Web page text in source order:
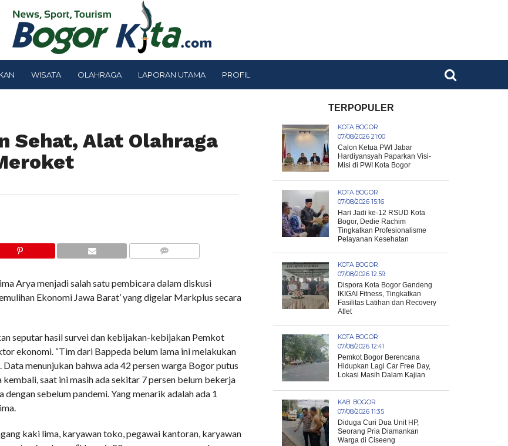
WISATA OLAHRAGA LAPORAN UTAMA PROFIL
Sehat, Alat Olahraga
Arya menjadi salah satu pembicara dalam diskusi
Ekonomi Jawa Barat’ yang digelar Markplus secara
seputar hasil survei dan kebijakan-kebijakan Pemkot
ekonomi. “Tim dari Bappeda belum lama ini melakukan
menunjukan bahwa ada 42 persen warga Bogor putus
saat ini masih ada sekitar 7 persen belum bekerja
sebelum pandemi. Yang menarik adalah ada 1
kaki lima, karyawan toko, pegawai kantoran, karyawan
TERPOPULER
KOTA BOGOR
07/08/2026 21:00
Calon Ketua PWI Jabar
Hardiyansyah Paparkan Visi-
Misi di PWI Kota Bogor
KOTA BOGOR
07/08/2026 15:16
Hari Jadi ke-12 RSUD Kota
Bogor, Dedie Rachim
Tingkatkan Profesionalisme
Pelayanan Kesehatan
KOTA BOGOR
07/08/2026 12:59
Dispora Kota Bogor Gandeng
IKIGAI Fitness, Tingkatkan
Fasilitas Latihan dan Recovery
Atlet
KOTA BOGOR
07/08/2026 12:41
Pemkot Bogor Berencana
Hidupkan Lagi Car Free Day,
Lokasi Masih Dalam Kajian
KAB. BOGOR
07/08/2026 11:35
Diduga Curi Dua Unit HP,
Seorang Pria Diamankan
Warga di Ciseeng